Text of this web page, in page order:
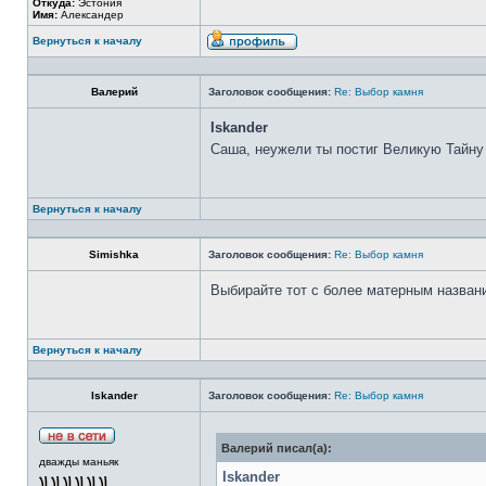
Откуда: Эстония
Имя: Александер
Вернуться к началу
Валерий Заголовок сообщения: Re: Выбор камня
Iskander
Саша, неужели ты постиг Великую
Вернуться к началу
Simishka Заголовок сообщения: Re: Выбор камня
Выбирайте тот с более матерным
Вернуться к началу
Iskander Заголовок сообщения: Re: Выбор камня
дважды маньяк
Валерий писал(а):
Iskander